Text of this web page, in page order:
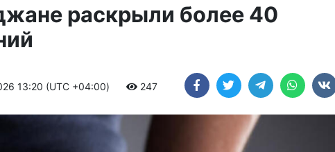
раскрыли более 40
13:20 (UTC +04:00) 247